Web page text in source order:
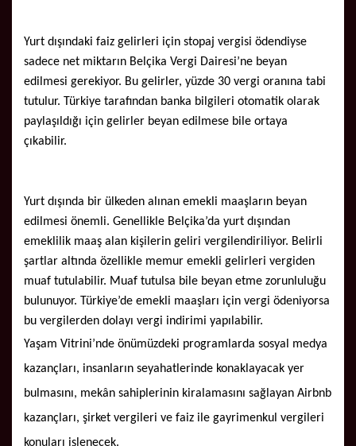
Yurt dışındaki faiz gelirleri için stopaj vergisi ödendiyse
sadece net miktarın Belçika Vergi Dairesi’ne beyan
edilmesi gerekiyor. Bu gelirler, yüzde 30 vergi oranına tabi
tutulur. Türkiye tarafından banka bilgileri otomatik olarak
paylaşıldığı için gelirler beyan edilmese bile ortaya
çıkabilir.
Yurt dışında bir ülkeden alınan emekli maaşların beyan
edilmesi önemli. Genellikle Belçika’da yurt dışından
emeklilik maaş alan kişilerin geliri vergilendiriliyor. Belirli
şartlar altında özellikle memur emekli gelirleri vergiden
muaf tutulabilir. Muaf tutulsa bile beyan etme zorunluluğu
bulunuyor. Türkiye’de emekli maaşları için vergi ödeniyorsa
bu vergilerden dolayı vergi indirimi yapılabilir.
Yaşam Vitrini’nde önümüzdeki programlarda sosyal medya
kazançları, insanların seyahatlerinde konaklayacak yer
bulmasını, mekân sahiplerinin kiralamasını sağlayan Airbnb
kazançları, şirket vergileri ve faiz ile gayrimenkul vergileri
konuları işlenecek.